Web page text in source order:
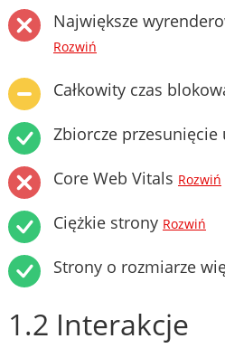
Największe
Rozwiń
Całkowity czas
Zbiorcze przesunięcie
Core Web Vitals Rozwiń
Ciężkie strony Rozwiń
Strony o rozmiarze
1.2 Interakcje